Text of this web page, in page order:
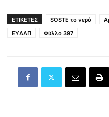
ΕΤΙΚΕΤΕΣ SOSTE το νερό
ΕΥΔΑΠ
Φύλλο 397